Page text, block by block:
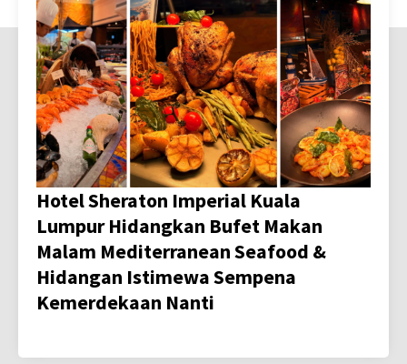
Hotel Sheraton Imperial Kuala
Lumpur Hidangkan Bufet Makan
Malam Mediterranean Seafood &
Hidangan Istimewa Sempena
Kemerdekaan Nanti